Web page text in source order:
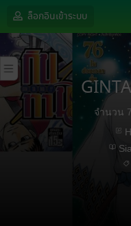
ล็อกอินเข้าระบบ
จำนวน